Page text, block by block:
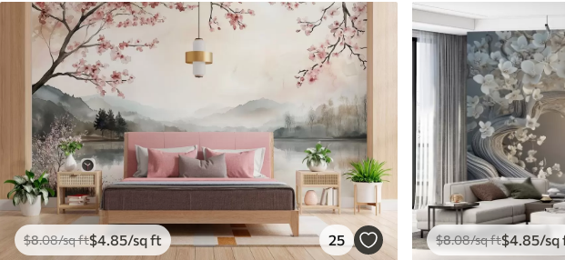
$8.08/sq ft$4.85/sq ft 25 $8.08/sq ft$4 .85/sq